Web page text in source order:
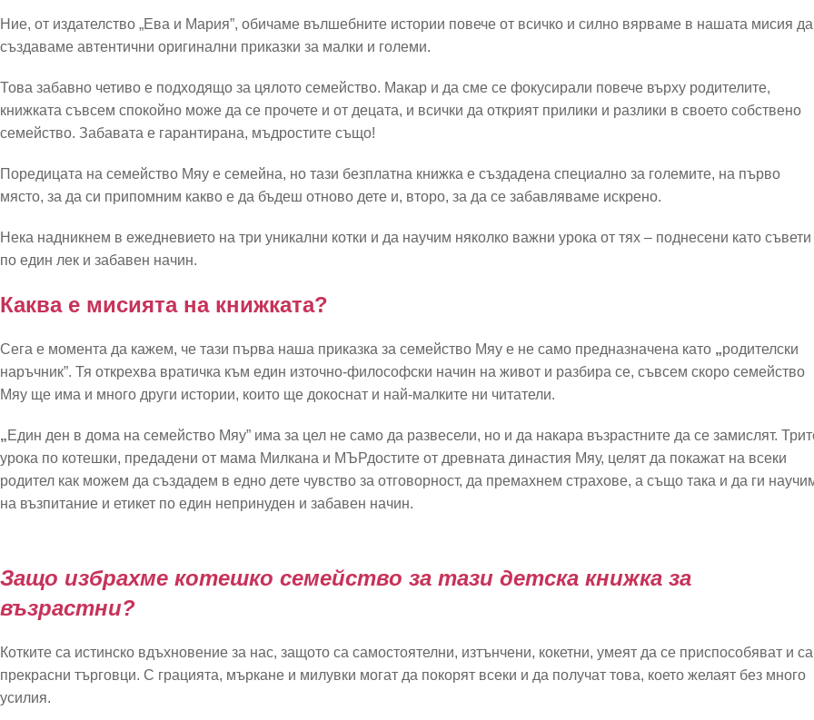
Ние, от издателство „Ева и Мария”, обичаме вълшебните истории повече от всичко и силно вярваме в нашата мисия да
създаваме автентични оригинални приказки за малки и големи.
Това забавно четиво е подходящо за цялото семейство. Макар и да сме се фокусирали повече върху родителите,
книжката съвсем спокойно може да се прочете и от децата, и всички да открият прилики и разлики в своето собствено
семейство. Забавата е гарантирана, мъдростите също!
Поредицата на семейство Мяу е семейна, но тази безплатна книжка е създадена специално за големите, на първо
място, за да си припомним какво е да бъдеш отново дете и, второ, за да се забавляваме искрено.
Нека надникнем в ежедневието на три уникални котки и да научим няколко важни урока от тях – поднесени като съвети
по един лек и забавен начин.
Каква е мисията на книжката?
Сега е момента да кажем, че тази първа наша приказка за семейство Мяу е не само предназначена като „родителски
наръчник”. Тя открехва вратичка към един източно-философски начин на живот и разбира се, съвсем скоро семейство
Мяу ще има и много други истории, които ще докоснат и най-малките ни читатели.
„Един ден в дома на семейство Мяу” има за цел не само да развесели, но и да накара възрастните да се замислят.
урока по котешки, предадени от мама Милкана и МЪРдостите от древната династия Мяу, целят да покажат на всеки
родител как можем да създадем в едно дете чувство за отговорност, да премахнем страхове, а също така и да ги
на възпитание и етикет по един непринуден и забавен начин.
Защо избрахме котешко семейство за тази детска книжка за
възрастни?
Котките са истинско вдъхновение за нас, защото са самостоятелни, изтънчени, кокетни, умеят да се приспособяват и са
прекрасни търговци. С грацията, мъркане и милувки могат да покорят всеки и да получат това, което желаят без много
усилия.